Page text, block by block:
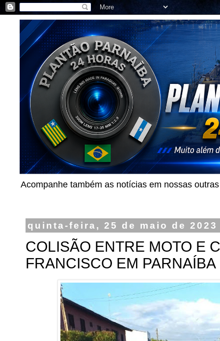
Acompanhe também as notícias em nossas
quinta-feira, 25 de maio de 2023
COLISÃO ENTRE MOTO E
FRANCISCO EM PARNAÍBA